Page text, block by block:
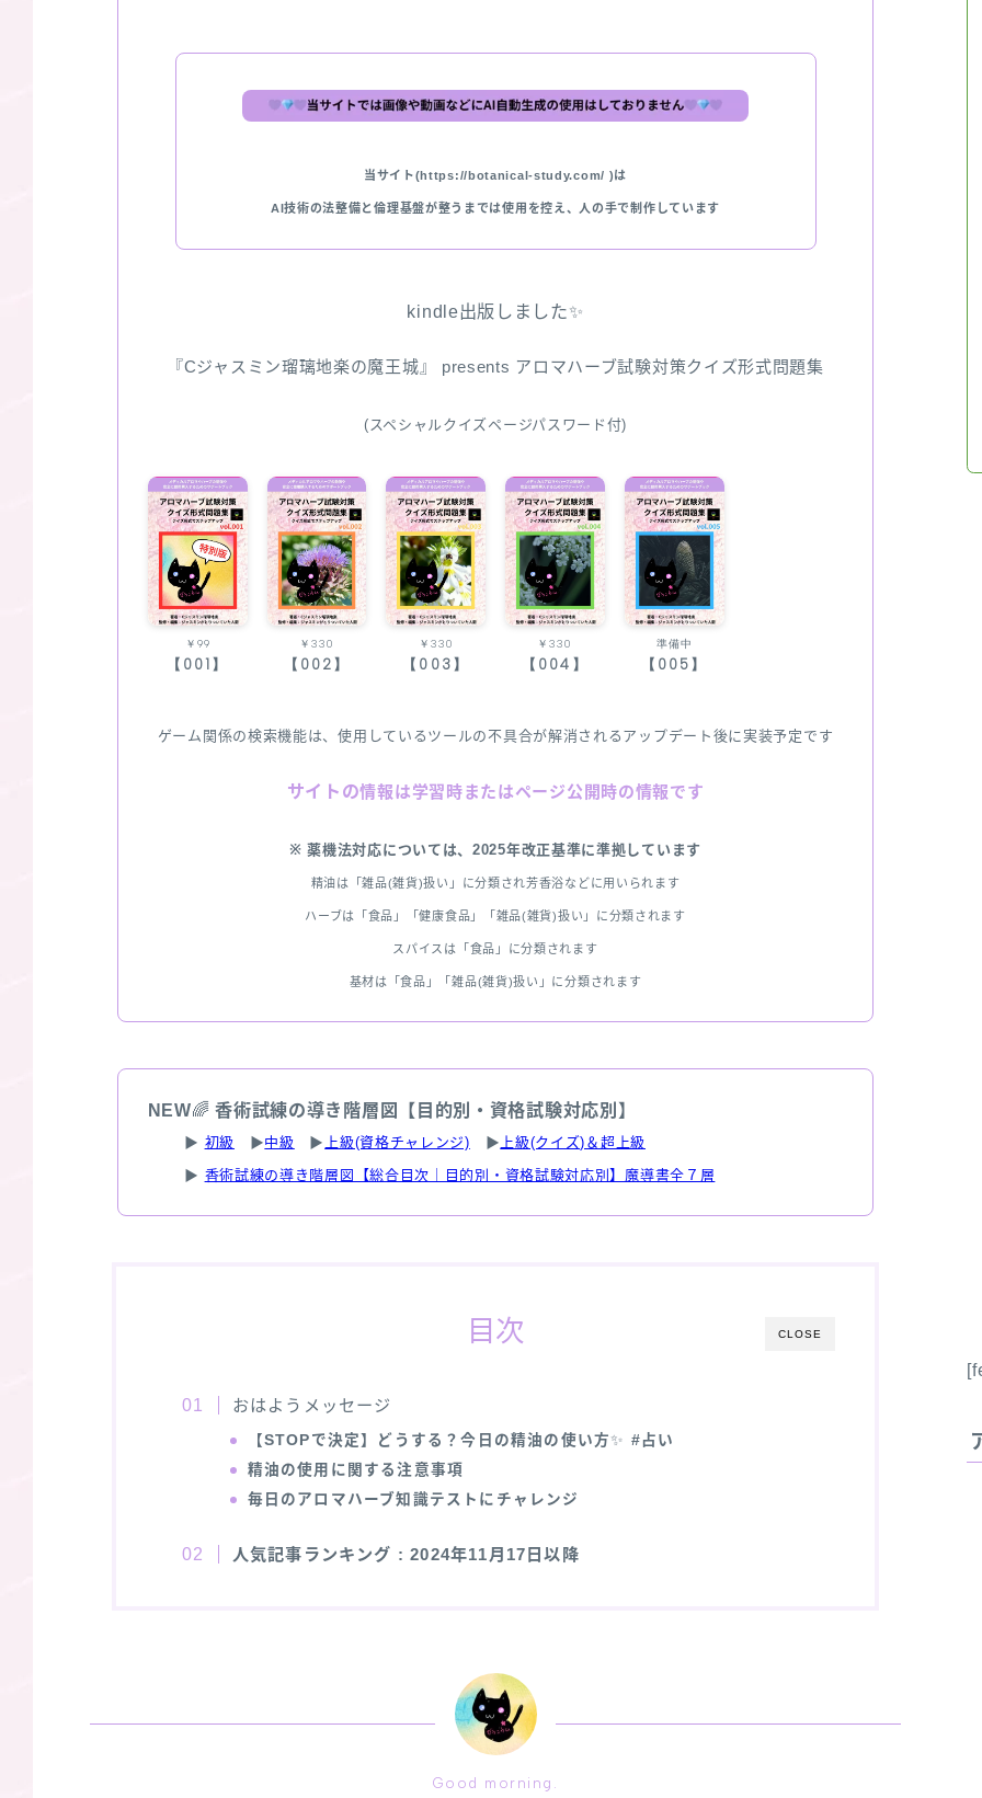
当サイト(https://botanical-study.com/ )は
AI技術の法整備と倫理基盤が整うまでは使用を控え、人の手で制作しています
kindle出版しました✨
『Cジャスミン瑠璃地楽の魔王城』 presents アロマハーブ試験対策クイズ形式問題集
(スペシャルクイズページパスワード付)
￥99
【001】
￥330
【002】
￥330
【003】
￥330
【004】
準備中
【005】
ゲーム関係の検索機能は、使用しているツールの不具合が解消されるアップデート後に実装予定です
サイトの情報は学習時またはページ公開時の情報です
※ 薬機法対応については、2025年改正基準に準拠しています
精油は「雑品(雑貨)扱い」に分類され芳香浴などに用いられます
ハーブは「食品」「健康食品」「雑品(雑貨)扱い」に分類されます
スパイスは「食品」に分類されます
基材は「食品」「雑品(雑貨)扱い」に分類されます
NEW🌈香術試練の導き階層図【目的別・資格試験対応別】
▶ 初級 ▶中級 ▶ 上級(資格チャレンジ) ▶ 上級(クイズ)＆超上級
▶ 香術試練の導き階層図【総合目次｜目的別・資格試験対応別】魔導書全７層
CLOSE
目次
おはようメッセージ
【STOPで決定】どうする？今日の精油の使い方✨ #占い
精油の使用に関する注意事項
毎日のアロマハーブ知識テストにチャレンジ
人気記事ランキング : 2024年11月17日以降
Good morning.